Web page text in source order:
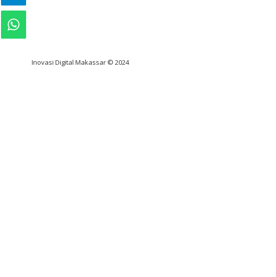
Inovasi Digital Makassar © 2024